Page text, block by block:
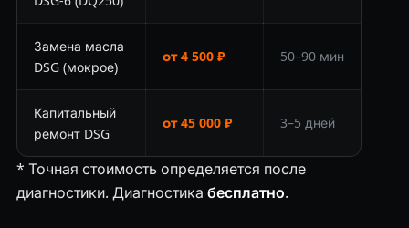
Замена масла
DSG (мокрое)
от 4 500 ₽ 50–90 мин
Капитальный
ремонт DSG
от 45 000 ₽ 3–5 дней
* Точная стоимость определяется после
диагностики. Диагностика бесплатно.